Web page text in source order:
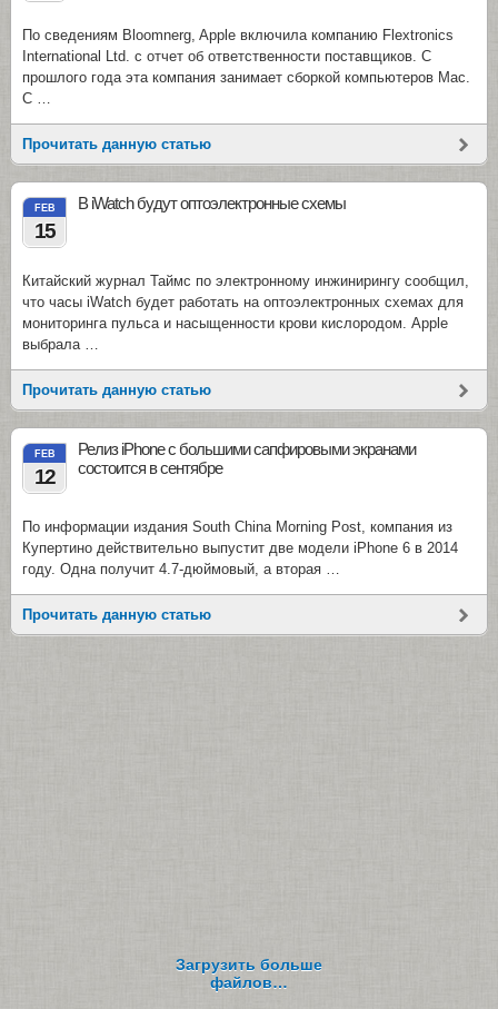
По сведениям Bloomnerg, Apple включила компанию Flextronics
International Ltd. с отчет об ответственности поставщиков. С
прошлого года эта компания занимает сборкой компьютеров Mac.
С …
Прочитать данную статью
FEB
15
В iWatch будут оптоэлектронные схемы
Китайский журнал Таймс по электронному инжинирингу сообщил,
что часы iWatch будет работать на оптоэлектронных схемах для
мониторинга пульса и насыщенности крови кислородом. Apple
выбрала …
Прочитать данную статью
FEB
12
Релиз iPhone с большими сапфировыми экранами
состоится в сентябре
По информации издания South China Morning Post, компания из
Купертино действительно выпустит две модели iPhone 6 в 2014
году. Одна получит 4.7-дюймовый, а вторая …
Прочитать данную статью
Загрузить больше
файлов…